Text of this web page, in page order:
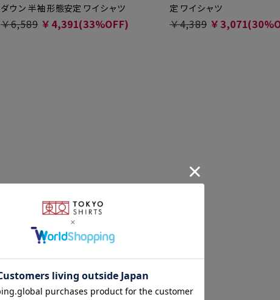
ダウン 半袖 形態安定 ワイシャツ
￥6,589 ￥4,391(33%OFF)
定 ワイシャツ
￥4,389 ￥